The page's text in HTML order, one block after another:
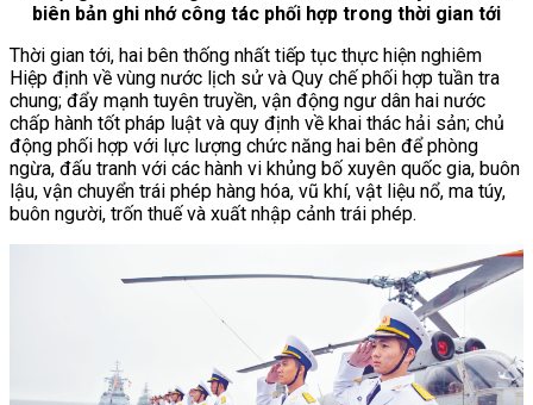
biên bản ghi nhớ công tác phối hợp trong thời gian tới
Thời gian tới, hai bên thống nhất tiếp tục thực hiện nghiêm
Hiệp định về vùng nước lịch sử và Quy chế phối hợp tuần tra
chung; đẩy mạnh tuyên truyền, vận động ngư dân hai nước
chấp hành tốt pháp luật và quy định về khai thác hải sản; chủ
động phối hợp với lực lượng chức năng hai bên để phòng
ngừa, đấu tranh với các hành vi khủng bố xuyên quốc gia, buôn
lậu, vận chuyển trái phép hàng hóa, vũ khí, vật liệu nổ, ma túy,
buôn người, trốn thuế và xuất nhập cảnh trái phép.